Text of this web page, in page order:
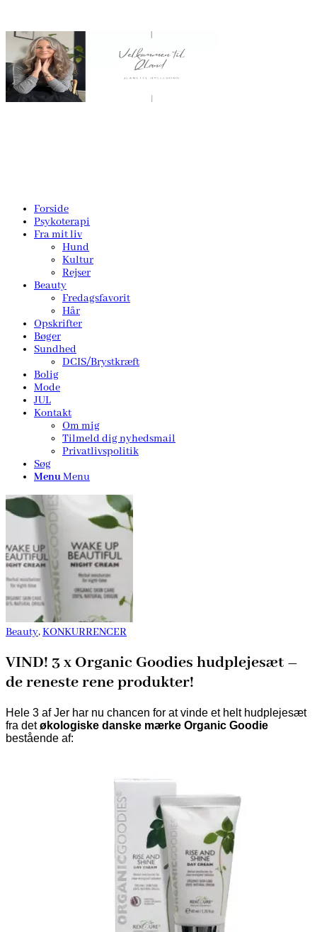
Forside
Psykoterapi
Fra mit liv
Hund
Kultur
Rejser
Beauty
Fredagsfavorit
Hår
Opskrifter
Bøger
Sundhed
DCIS/Brystkræft
Bolig
Mode
JUL
Kontakt
Om mig
Tilmeld dig nyhedsmail
Privatlivspolitik
Søg
MenuMenu
Beauty,KONKURRENCER
VIND! 3 x Organic Goodies hudplejesæt –
de reneste rene produkter!
Hele 3 af Jer har nu chancen for at vinde et helt hudplejesæt
fra detøkologiske danske mærke Organic Goodie
bestående af: